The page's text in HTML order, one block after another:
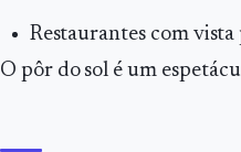
Restaurantes com vista
O pôr do sol é um